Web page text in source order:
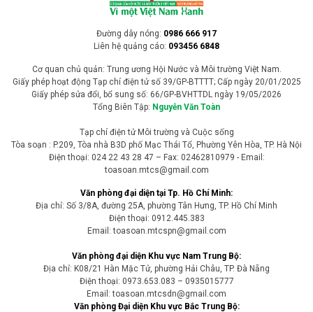
Đường dây nóng: 0986 666 917
Liên hệ quảng cáo: 093456 6848
Cơ quan chủ quản: Trung ương Hội Nước và Môi trường Việt Nam.
Giấy phép hoạt động Tạp chí điện tử số 39/GP-BTTTT; Cấp ngày 20/01/2025
Giấy phép sửa đổi, bổ sung số: 66/GP-BVHTTDL ngày 19/05/2026
Tổng Biên Tập: Nguyễn Văn Toàn
Tạp chí điện tử Môi trường và Cuộc sống
Tòa soạn : P.209, Tòa nhà B3D phố Mạc Thái Tổ, Phường Yên Hòa, TP. Hà Nội
Điện thoại: 024 22 43 28 47 – Fax: 02462810979 - Email:
toasoan.mtcs@gmail.com
Văn phòng đại diện tại Tp. Hồ Chí Minh:
Địa chỉ: Số 3/8A, đường 25A, phường Tân Hưng, TP. Hồ Chí Minh
Điện thoại: 0912.445.383
Email: toasoan.mtcspn@gmail.com
Văn phòng đại diện Khu vực Nam Trung Bộ:
Địa chỉ: K08/21 Hàn Mặc Tử, phường Hải Châu, TP. Đà Nẵng
Điện thoại: 0973.653.083 – 0935015777
Email: toasoan.mtcsdn@gmail.com
Văn phòng Đại diện Khu vực Bắc Trung Bộ: